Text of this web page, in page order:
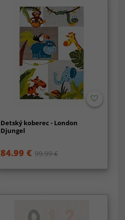
Detský koberec - London
Djungel
84.99 € 99.99 €